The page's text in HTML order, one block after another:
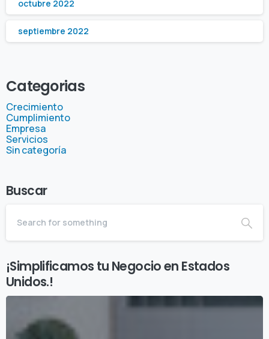
octubre 2022
septiembre 2022
Categorias
Crecimiento
Cumplimiento
Empresa
Servicios
Sin categoría
Buscar
¡Simplificamos tu Negocio en Estados
Unidos.!